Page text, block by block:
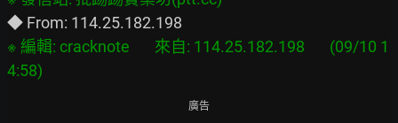
※ 編輯: cracknote       來自: 114.25.182.198       (09/10 1
廣告